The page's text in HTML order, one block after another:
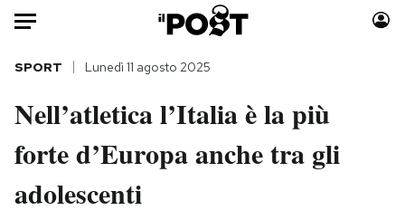
Auto
HOME
Italia
Politica
Moda
SPORT Lunedì 11 agosto 2025
Nell’atletica l’Italia è la più
forte d’Europa anche tra gli
adolescenti